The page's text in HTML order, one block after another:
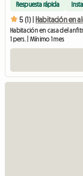
Respuesta rápida
5 (1) | Habitación en
Habitación en casa del
1 pers. | Mínimo 1 mes